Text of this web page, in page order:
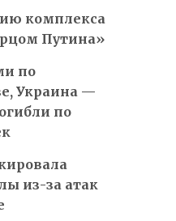
комплекса
Путина»
по
Украина —
по
из-за атак